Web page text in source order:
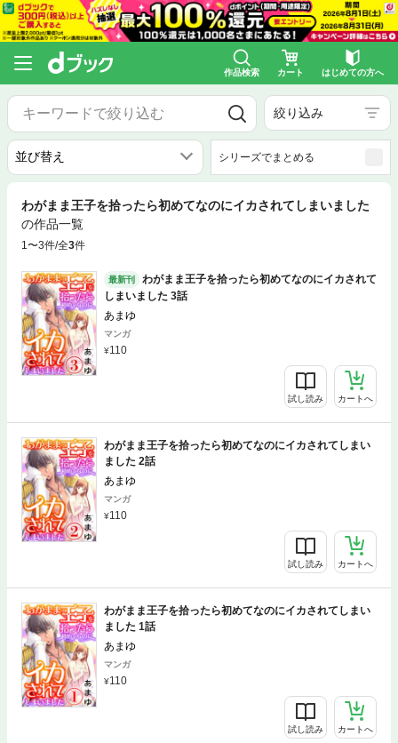
作品検索 カート はじめての方へ
絞り込み
シリーズでまとめる
わがまま王子を拾ったら初めてなのにイカされてしまいました
の作品一覧
1〜3件/全3件
最新刊
わがまま王子を拾ったら初めてなのにイカされて
しまいました 3話
あまゆ
マンガ
110
試し読み カートへ
わがまま王子を拾ったら初めてなのにイカされてしまい
ました 2話
あまゆ
マンガ
110
試し読み カートへ
わがまま王子を拾ったら初めてなのにイカされてしまい
ました 1話
あまゆ
マンガ
110
試し読み カートへ